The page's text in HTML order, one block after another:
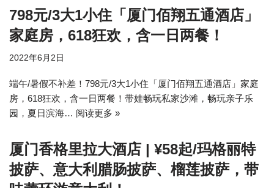
798元/3大1小住「厦门佰翔五通酒店」
家庭房，618狂欢，含一日两餐！
2022年6月2日
端午/暑假不补差！798元/3大1小住「厦门佰翔五通酒店」家庭
房，618狂欢，含一日两餐！带娃畅玩私家沙滩，畅玩亲子乐
园，夏日滨海… 阅读更多 »
厦门香格里拉大酒店 | ¥58起/玛格丽特
披萨、意大利腊肠披萨、榴莲披萨，带